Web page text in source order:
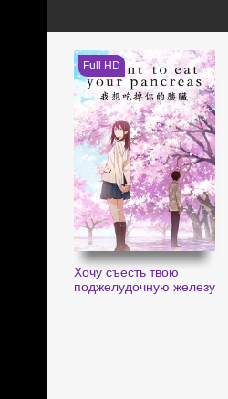
Full HD
Хочу съесть твою
поджелудочную железу